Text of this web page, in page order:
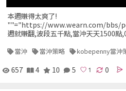
本週賺得太爽了!
""="https://www.wearn.com/bbs/
週就賺翻,波段五千點,當沖天天1500點
當沖 當沖策略 kobepenny當沖
657 4 10 5 0